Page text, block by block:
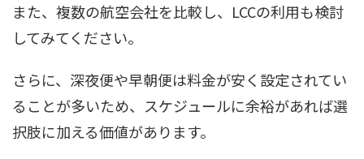
また、複数の航空会社を比較し、LCCの利用も検討
してみてください。
さらに、深夜便や早朝便は料金が安く設定されてい
ることが多いため、スケジュールに余裕があれば選
択肢に加える価値があります。